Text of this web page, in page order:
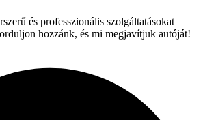
és professzionális szolgáltatásokat
hozzánk, és mi megjavítjuk autóját!